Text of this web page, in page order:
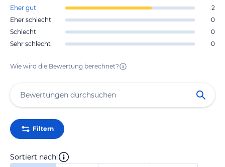
Eher gut
2
Eher schlecht
0
Schlecht
0
Sehr schlecht
0
Wie wird die Bewertung berechnet?
Filtern
Sortiert nach: